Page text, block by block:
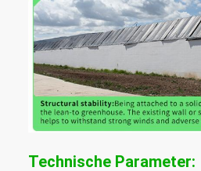
Technische Parameter: